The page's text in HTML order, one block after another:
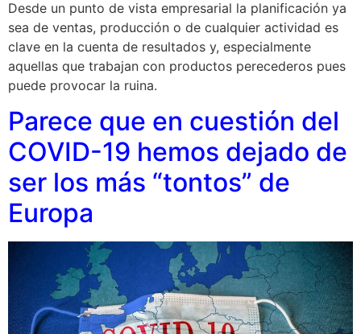
Desde un punto de vista empresarial la planificación ya
sea de ventas, producción o de cualquier actividad es
clave en la cuenta de resultados y, especialmente
aquellas que trabajan con productos perecederos pues
puede provocar la ruina.
Parece que en cuestión del
COVID-19 hemos dejado de
ser los más “tontos” de
Europa